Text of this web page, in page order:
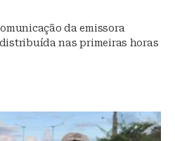
da emissora
nas primeiras horas